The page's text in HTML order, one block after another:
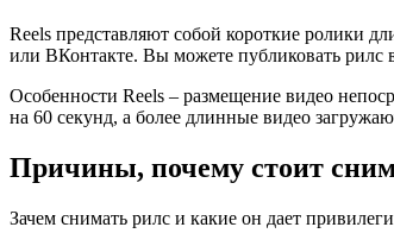
Reels представляют собой короткие ролики
или ВКонтакте. Вы можете публиковать рилс
Особенности Reels – размещение видео
на 60 секунд, а более длинные видео
Причины, почему стоит
Зачем снимать рилс и какие он дает